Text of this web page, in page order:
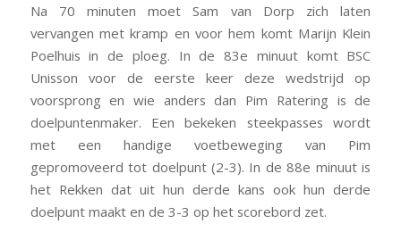
Na 70 minuten moet Sam van Dorp zich laten
vervangen met kramp en voor hem komt Marijn Klein
Poelhuis in de ploeg. In de 83e minuut komt BSC
Unisson voor de eerste keer deze wedstrijd op
voorsprong en wie anders dan Pim Ratering is de
doelpuntenmaker. Een bekeken steekpasses wordt
met een handige voetbeweging van Pim
gepromoveerd tot doelpunt (2-3). In de 88e minuut is
het Rekken dat uit hun derde kans ook hun derde
doelpunt maakt en de 3-3 op het scorebord zet.